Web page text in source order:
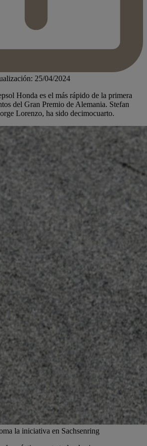
25/04/2024
Honda es el más rápido de la primera
del Gran Premio de Alemania. Stefan
Lorenzo, ha sido decimocuarto.
la iniciativa en Sachsenring